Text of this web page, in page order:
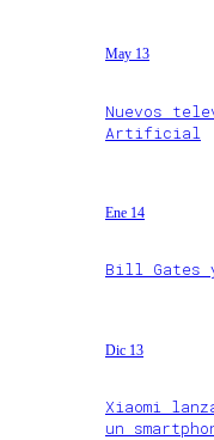
May 13
Nuevos
Artificial
Ene 14
Bill Gates
Dic 13
Xiaomi
un